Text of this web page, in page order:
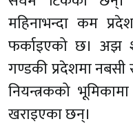
महिनाभन्दा कम
फर्काइएको छ। अझ
गण्डकी प्रदेशमा
नियन्त्रकको
खराइएका छन्।